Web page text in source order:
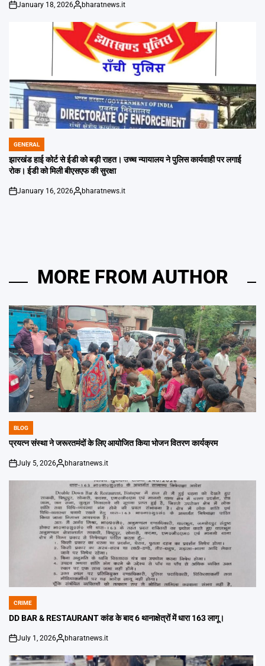
on
January 18, 2026
Posted
bharatnews.it
POSTED
IN
GENERAL
झारखंड हाई कोर्ट से ईडी को बड़ी राहत। उच्च न्यायालय ने पुलिस कार्यवाही पर लगाई
रोक। ईडी को मिली बीएसएफ की सुरक्षा
on
January 16, 2026
Posted
bharatnews.it
MORE FROM AUTHOR
POSTED
IN
BLOG
प्रयत्न संस्था ने जरूरतमंदों के लिए आयोजित किया भोजन वितरण कार्यक्रम
on
July 5, 2026
Posted
bharatnews.it
POSTED
IN
CRIME
DD BAR & RESTAURANT कांड के बाद 6 थानाक्षेत्रों में धारा 163 लागू।
on
July 1, 2026
Posted
bharatnews.it